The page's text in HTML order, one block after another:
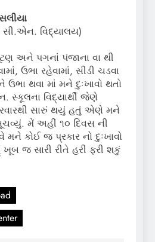
સી.એન. વિદ્યાલય)
અને પગનાં પંજાના વા થી
ઉભા રહેવામાં, સીડી ચડવા
ઉભા થવા માં મને દુઃખાવો થતો
સ્કૂલના વિદ્યાર્થી જેણે
સારું થયું હતું એણે મને
મેં અહીં ૧૦ દિવસ ની
મને કોઈ જ પ્રકાર નો દુઃખાવો
જ સારી રીતે હરી ફરી શકું